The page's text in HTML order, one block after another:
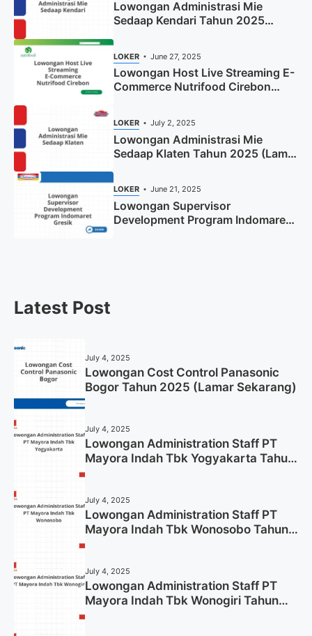
Lowongan Administrasi Mie
Sedaap Kendari Tahun 2025
LOKER June 27, 2025
Lowongan Host Live Streaming E-
Commerce Nutrifood Cirebon
LOKER July 2, 2025
Lowongan Administrasi Mie
Sedaap Klaten Tahun 2025 (Lamar
LOKER June 21, 2025
Lowongan Supervisor
Development Program Indomaret
Latest Post
July 4, 2025
Lowongan Cost Control Panasonic
Bogor Tahun 2025 (Lamar Sekarang)
July 4, 2025
Lowongan Administration Staff PT
Mayora Indah Tbk Yogyakarta Tahun
July 4, 2025
Lowongan Administration Staff PT
Mayora Indah Tbk Wonosobo Tahun
July 4, 2025
Lowongan Administration Staff PT
Mayora Indah Tbk Wonogiri Tahun